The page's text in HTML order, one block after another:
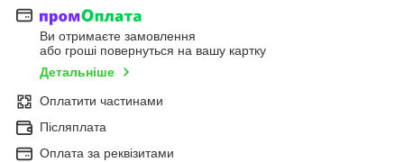
Ви отримаєте замовлення
або гроші повернуться на вашу картку
Детальніше
Оплатити частинами
Післяплата
Оплата за реквізитами